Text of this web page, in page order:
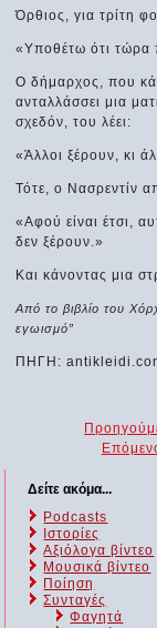
Όρθιος, για τρίτη
«Υποθέτω ότι τώρα
Ο δήμαρχος, που
ανταλλάσσει μια
σχεδόν, του λέει:
«Άλλοι ξέρουν, κι
Τότε, ο Νασρεντίν
«Αφού είναι έτσι,
δεν ξέρουν.»
Και κάνοντας μια
Από το βιβλίο του
εγωισμό”
ΠΗΓΗ:
Δείτε ακόμα...
Podcasts
Ιστορίες
Αξιόλογα βίντεο
Μουσικά βίντεο
Ποίηση
Συνταγές
Φαγητά